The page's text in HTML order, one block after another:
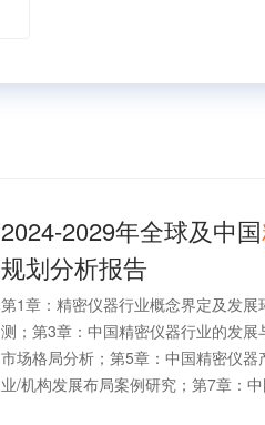
2024-2029年全球及中国
规划分析报告
第1章：精密仪器行业概念界定及发
测；第3章：中国精密仪器行业的发
市场格局分析；第5章：中国精密仪
业/机构发展布局案例研究；第7章：